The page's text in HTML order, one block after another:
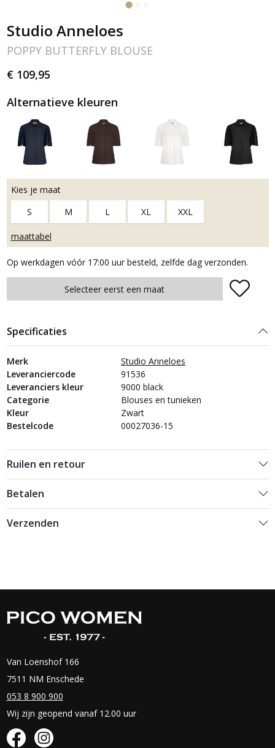
Studio Anneloes
POPPY BUTTERFLY BLOUSE
€ 109,95
Alternatieve kleuren
Kies je maat
S
M L XL XXL
maattabel
Op werkdagen vóór 17:00 uur besteld, zelfde dag verzonden.
Plaats in winkelmand
Selecteer eerst een maat
Specificaties
Merk
Studio Anneloes
Leveranciercode
91536
Leveranciers kleur
9000 black
Categorie
Blouses en tunieken
Kleur
Zwart
Bestelcode
00027036-15
Ruilen en retour
Betalen
Verzenden
Van Loenshof 166
7511 NM Enschede
053 8 900 900
Wij zijn geopend vanaf 12.00 uur